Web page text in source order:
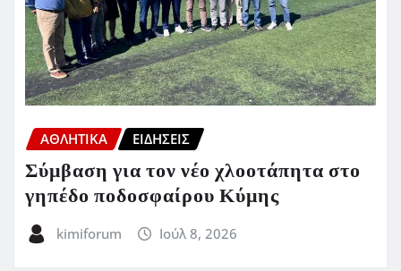
ΑΘΛΗΤΙΚΑ ΕΙΔΗΣΕΙΣ
Σύμβαση για τον νέο χλοοτάπητα στο
γηπέδο ποδοσφαίρου Κύμης
kimiforum Ιούλ 8, 2026